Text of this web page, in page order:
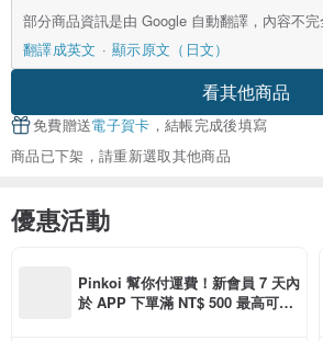
部分商品資訊是由 Google 自動翻譯，內容不完
翻譯成英文
顯示原文（日文）
看其他商品
免費贈送電子賀卡 ，結帳完成後填寫
商品已下架，請重新選取其他商品
優惠活動
Pinkoi 幫你付運費！新會員 7 天內
於 APP 下單滿 NT$ 500 最高可折